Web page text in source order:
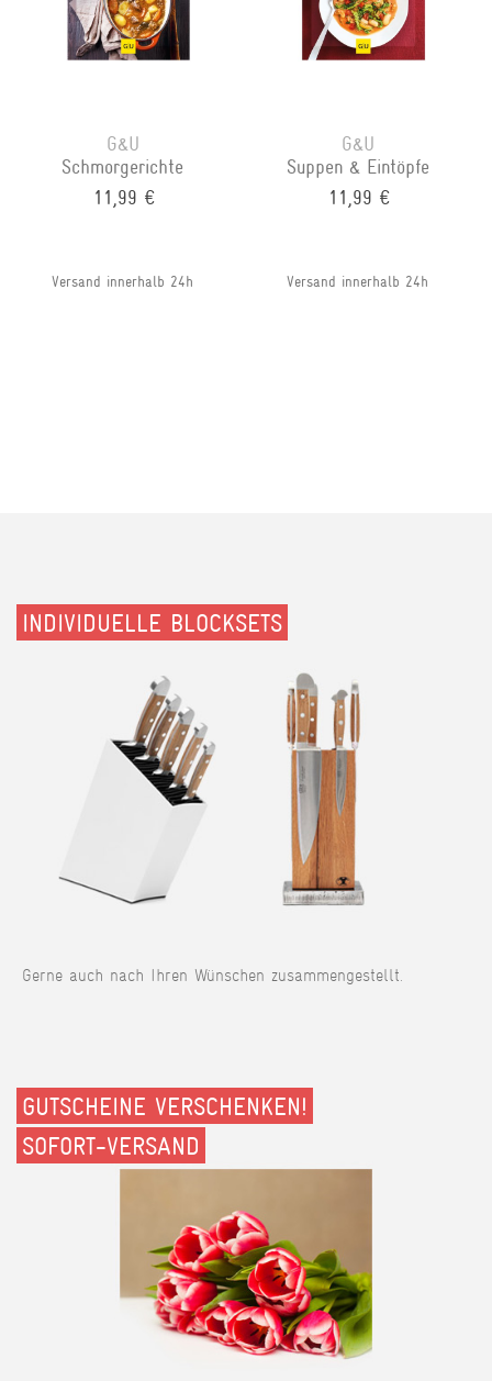
G&U
Schmorgerichte
11,99 €
Versand innerhalb 24h
G&U
Suppen & Eintöpfe
11,99 €
Versand innerhalb 24h
INDIVIDUELLE BLOCKSETS
Gerne auch nach Ihren Wünschen zusammengestellt.
GUTSCHEINE VERSCHENKEN!
SOFORT-VERSAND